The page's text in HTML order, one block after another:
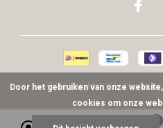
© Copyright2026- Theme By
Door het gebruiken van onze
cookies om onze